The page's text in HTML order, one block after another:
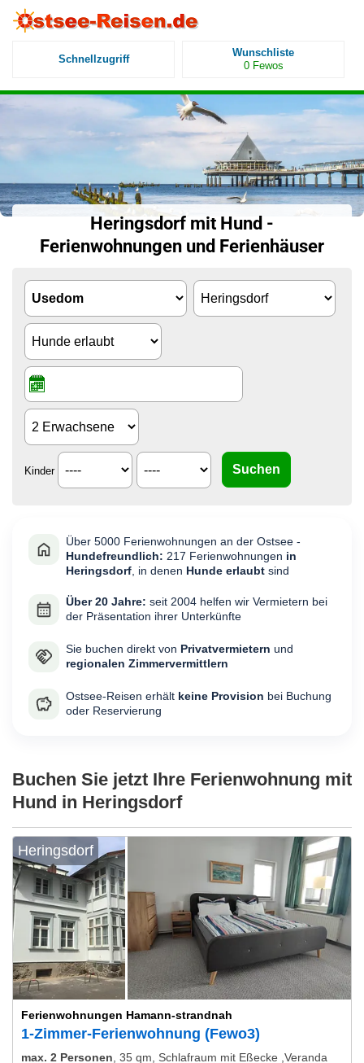
Schnellzugriff
Wunschliste
0 Fewos
Heringsdorf mit Hund -
Ferienwohnungen und Ferienhäuser
Kinder
Über 5000 Ferienwohnungen an der Ostsee -
Hundefreundlich: 217 Ferienwohnungen in
Heringsdorf , in denen Hunde erlaubt sind
Über 20 Jahre: seit 2004 helfen wir Vermietern bei
der Präsentation ihrer Unterkünfte
Sie buchen direkt von Privatvermietern und
regionalen Zimmervermittlern
Ostsee-Reisen erhält keine Provision bei Buchung
oder Reservierung
Buchen Sie jetzt Ihre Ferienwohnung mit
Hund in Heringsdorf
Heringsdorf
Ferienwohnungen Hamann-strandnah
1-Zimmer-Ferienwohnung (Fewo3)
max. 2 Personen 35 qm, Schlafraum mit Eßecke ,Veranda